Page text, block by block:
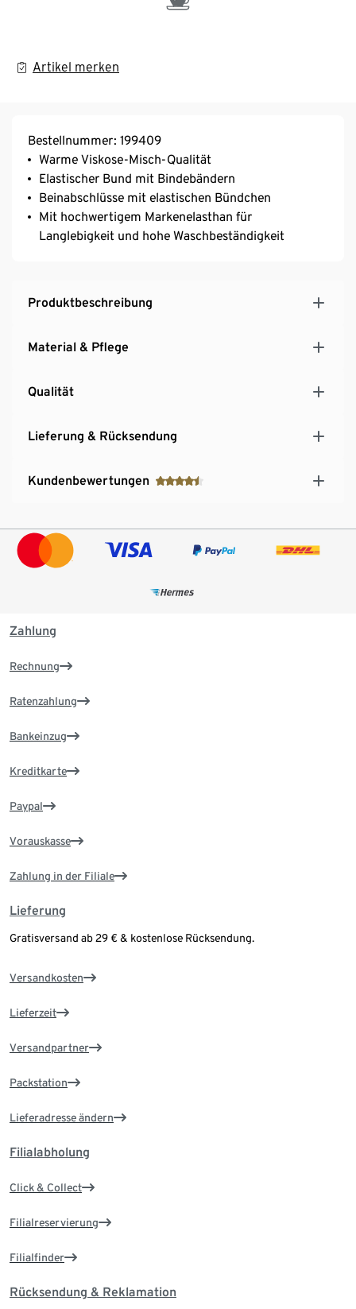
Artikel merken
Bestellnummer: 199409
Warme Viskose-Misch-Qualität
Elastischer Bund mit Bindebändern
Beinabschlüsse mit elastischen Bündchen
Mit hochwertigem Markenelasthan für
Langlebigkeit und hohe Waschbeständigkeit
Produktbeschreibung
Material & Pflege
Qualität
Lieferung & Rücksendung
Kundenbewertungen
Zahlung
Rechnung
Ratenzahlung
Bankeinzug
Kreditkarte
Paypal
Vorauskasse
Zahlung in der Filiale
Lieferung
Gratisversand ab 29 € & kostenlose Rücksendung.
Versandkosten
Lieferzeit
Versandpartner
Packstation
Lieferadresse ändern
Filialabholung
Click & Collect
Filialreservierung
Filialfinder
Rücksendung & Reklamation